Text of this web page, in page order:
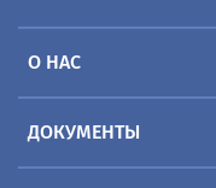
О НАС
ДОКУМЕНТЫ